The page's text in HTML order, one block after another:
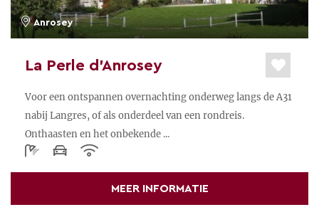
Anrosey
La Perle d’Anrosey
Voor een ontspannen overnachting onderweg langs de A31
nabij Langres, of als onderdeel van een rondreis.
Onthaasten en het onbekende ...
MEER INFORMATIE